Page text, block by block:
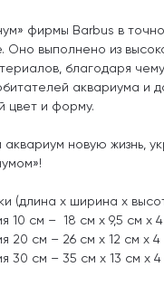
фирмы Barbus в
Оно выполнено из
благодаря
аквариума и
цвет и форму.
аквариум новую жизнь,
(длина х ширина х
10 см – 18 см x 9,5 см x
20 см – 26 см x 12 см x 4
30 см – 35 см x 13 см x 4